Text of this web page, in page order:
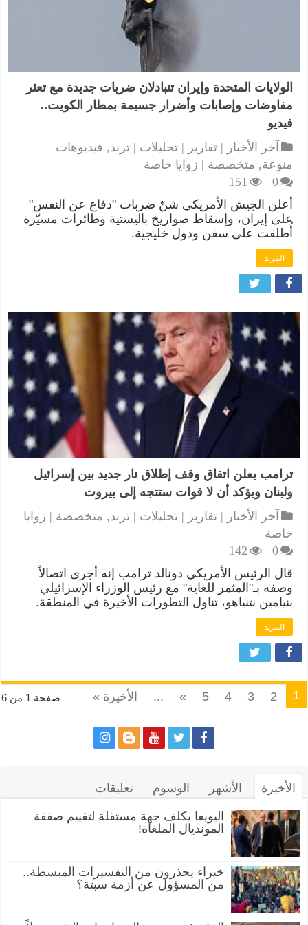
الولايات المتحدة وإيران تتبادلان ضربات جديدة مع تعثر
مفاوضات وإصابات وأضرار جسيمة بمطار الكويت..
فيديو
آخر الأخبار | تقارير | تحليلات | ترند, فيديوهات
منوعة, متخصصة | زوايا خاصة
0
151
أعلن الجيش الأمريكي شنّ ضربات "دفاع عن النفس"
على إيران، وإسقاط صواريخ باليستية وطائرات مسيّرة
أُطلقت على سفن ودول خليجية.
المزيد
ترامب يعلن اتفاق وقف إطلاق نار جديد بين إسرائيل
ولبنان ويؤكد أن لا قوات ستتجه إلى بيروت
آخر الأخبار | تقارير | تحليلات | ترند, متخصصة | زوايا
خاصة
0
142
قال الرئيس الأمريكي دونالد ترامب إنه أجرى اتصالاً
وصفه بـ"المثمر للغاية" مع رئيس الوزراء الإسرائيلي
بنيامين نتنياهو، تناول التطورات الأخيرة في المنطقة.
المزيد
صفحة 1 من 6 1
2
3
4
5
»
... الأخيرة »
الأخيرة الأشهر الوسوم تعليقات
اليويفا يكلف جهة مستقلة لتقييم صفقة
المونديال الملغاة!
خبراء يحذرون من التفسيرات المبسطة..
من المسؤول عن أزمة سبتة؟